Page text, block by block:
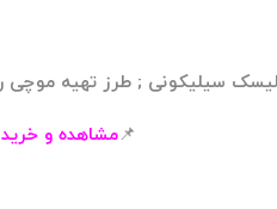
📌مشاهده و خرید